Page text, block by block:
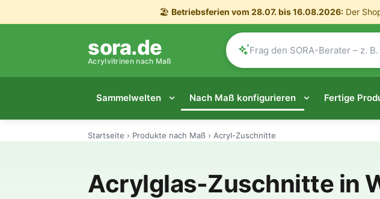
🏖️ Betriebsferien vom 28.07. bis 16.08.2026:Der
sora.de
Acrylvitrinen nach Maß
Sammelwelten Nach Maß konfigurieren Fertige
Startseite › Produkte nach Maß › Acryl-Zuschnitte
Acrylglas-Zuschnitte in